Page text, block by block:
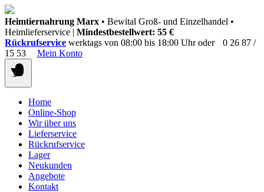
Springen
Sie
zum
Inhalt
Heimtiernahrung Marx • Bewital Groß- und Einzelhandel •
Heimlieferservice | Mindestbestellwert: 55 €
Rückrufservice werktags von 08:00 bis 18:00 Uhr oder
0 26 87 /
15 53
Mein Konto
Home
Online-Shop
Wir über uns
Lieferservice
Rückrufservice
Lager
Neukunden
Angebote
Kontakt